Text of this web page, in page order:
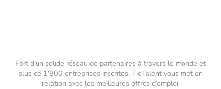
Fort d’un solide réseau de partenaires à travers le monde et
plus de 1'800 entreprises inscrites, TieTalent vous met en
relation avec les meilleures offres d’emploi.